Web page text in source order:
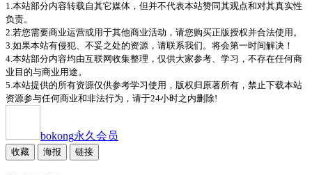
1.本站部分内容转载自其它媒体，但并不代表本站赞同其观点和对其真实性
负责。
2.若您需要商业运营或用于其他商业活动，请您购买正版授权并合法使用。
3.如果本站有侵犯、不妥之处的资源，请联系我们。将会第一时间解决！
4.本站部分内容均由互联网收集整理，仅供大家参考、学习，不存在任何商
业目的与商业用途。
5.本站提供的所有资源仅供参考学习使用，版权归原著所有，禁止下载本站
资源参与任何商业和非法行为，请于24小时之内删除!
bokong永久会员
收藏 海报 链接